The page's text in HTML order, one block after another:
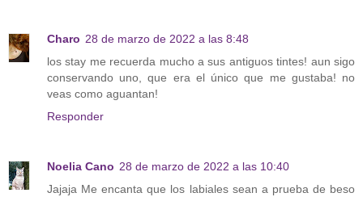
Charo 28 de marzo de 2022 a las 8:48
los stay me recuerda mucho a sus antiguos tintes! aun sigo
conservando uno, que era el único que me gustaba! no
veas como aguantan!
Responder
Noelia Cano 28 de marzo de 2022 a las 10:40
Jajaja Me encanta que los labiales sean a prueba de beso